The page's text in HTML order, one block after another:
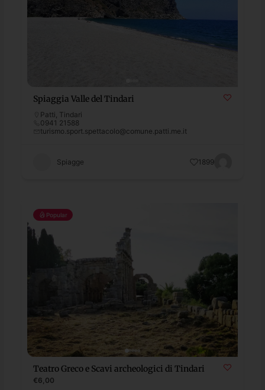
Spiaggia Valle del Tindari
Patti Tindari
0941 21588
turismo.sport.spettacolo@comune.patti.me.it
Spiagge 1899
Popular
Teatro Greco e Scavi archeologici di Tindari
€6,00